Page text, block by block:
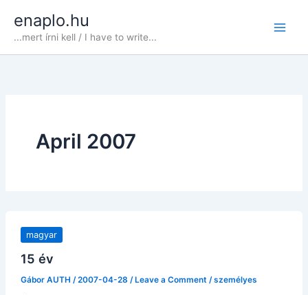
content
enaplo.hu
...mert írni kell / I have to write...
April 2007
magyar
15 év
Gábor AUTH /2007-04-28 /Leave a Comment /személyes